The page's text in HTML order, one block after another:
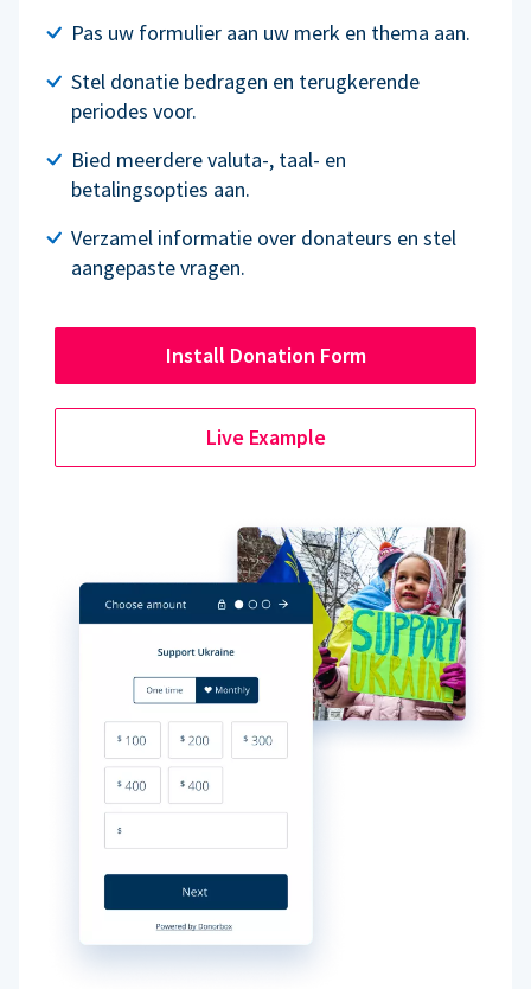
Pas uw formulier aan uw merk en thema aan.
Stel donatie bedragen en terugkerende
periodes voor.
Bied meerdere valuta-, taal- en
betalingsopties aan.
Verzamel informatie over donateurs en stel
aangepaste vragen.
Install Donation Form
Live Example